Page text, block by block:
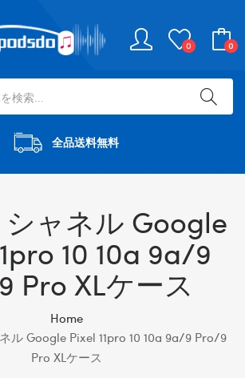
0 0
全品送料無料
ャネル Google
10 10a 9a/9
Pro XLケース
Home
ル Google Pixel 11pro 10 10a 9a/9 Pro/9
Pro XLケース